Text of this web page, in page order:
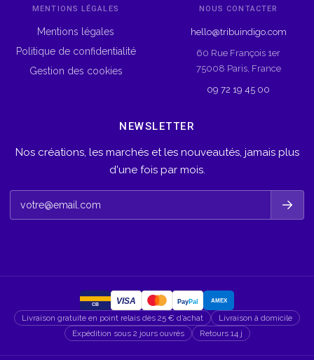
MENTIONS LÉGALES
Mentions légales
Politique de confidentialité
Gestion des cookies
NOUS CONTACTER
hello@tribuindigo.com
60 Rue François 1er
75008 Paris, France
09 72 19 45 00
NEWSLETTER
Nos créations, les marchés et les nouveautés, jamais plus
d'une fois par mois.
CB VISA PayPal AMEX
Livraison gratuite en point relais dès 25 € d’achat
Livraison à domicile
Expédition sous 2 jours ouvrés
Retours 14 j